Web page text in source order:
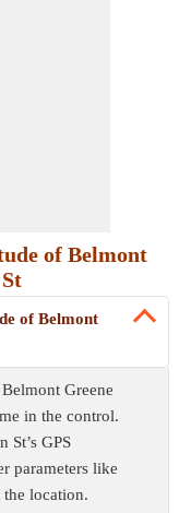
of Belmont
of Belmont
Greene
in the control.
St’s GPS
parameters like
location.